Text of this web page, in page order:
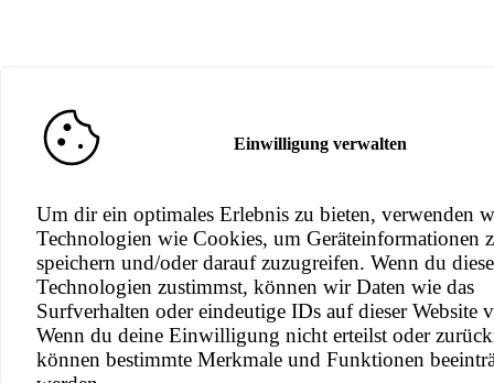
Einwilligung verwalten
Um dir ein optimales Erlebnis zu bieten, verwenden
Technologien wie Cookies, um Geräteinformationen
speichern und/oder darauf zuzugreifen. Wenn du
Technologien zustimmst, können wir Daten wie das
Surfverhalten oder eindeutige IDs auf dieser Website
Wenn du deine Einwilligung nicht erteilst oder
können bestimmte Merkmale und Funktionen